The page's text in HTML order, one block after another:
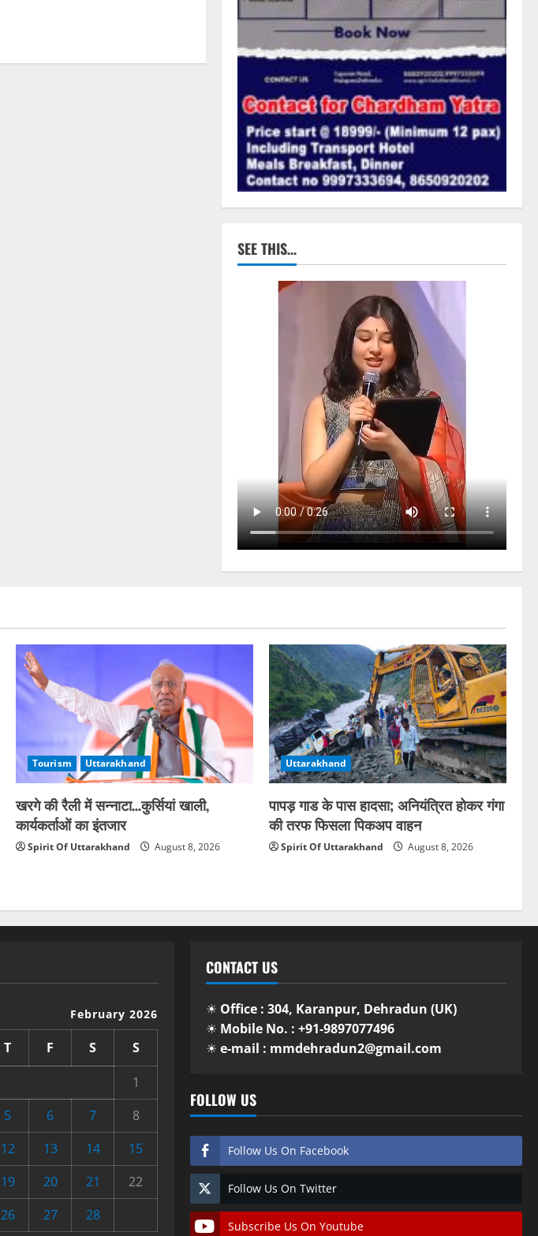
SEE THIS…
Tourism Uttarakhand
खरगे की रैली में सन्नाटा…कुर्सियां खाली,
कार्यकर्ताओं का इंतजार
Spirit Of Uttarakhand August 8, 2026
Uttarakhand
पापड़ गाड के पास हादसा; अनियंत्रित होकर गंगा
की तरफ फिसला पिकअप वाहन
Spirit Of Uttarakhand August 8, 2026
February 2026
T F S
S
1
5 6 7
8
12 13 14
15
19 20 21
22
26 27
28
CONTACT US
☀ Office : 304, Karanpur, Dehradun (UK)
☀ Mobile No. : +91-9897077496
☀ e-mail : mmdehradun2@gmail.com
FOLLOW US
Follow Us On Facebook
Follow Us On Twitter
Subscribe Us On Youtube